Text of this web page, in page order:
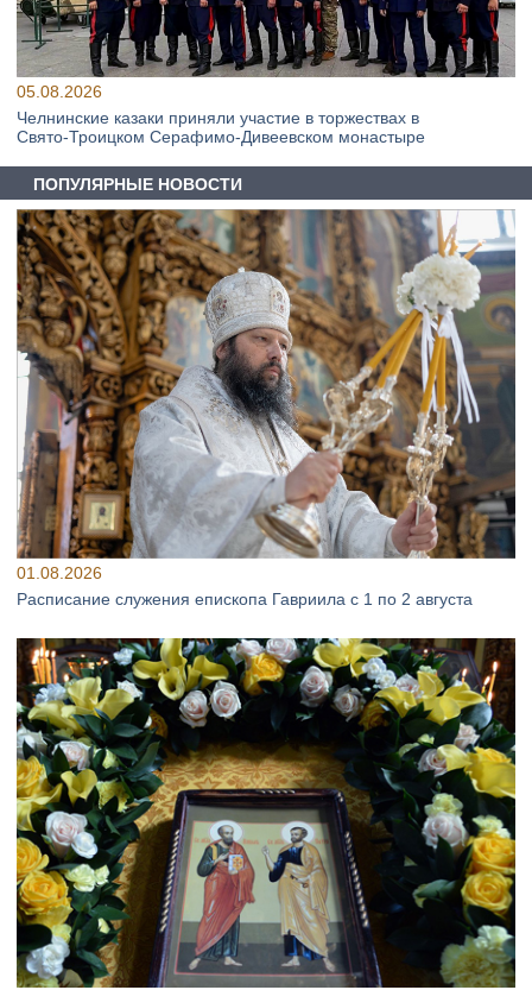
05.08.2026
Челнинские казаки приняли участие в торжествах в
Свято‑Троицком Серафимо‑Дивеевском монастыре
ПОПУЛЯРНЫЕ НОВОСТИ
01.08.2026
Расписание служения епископа Гавриила с 1 по 2 августа